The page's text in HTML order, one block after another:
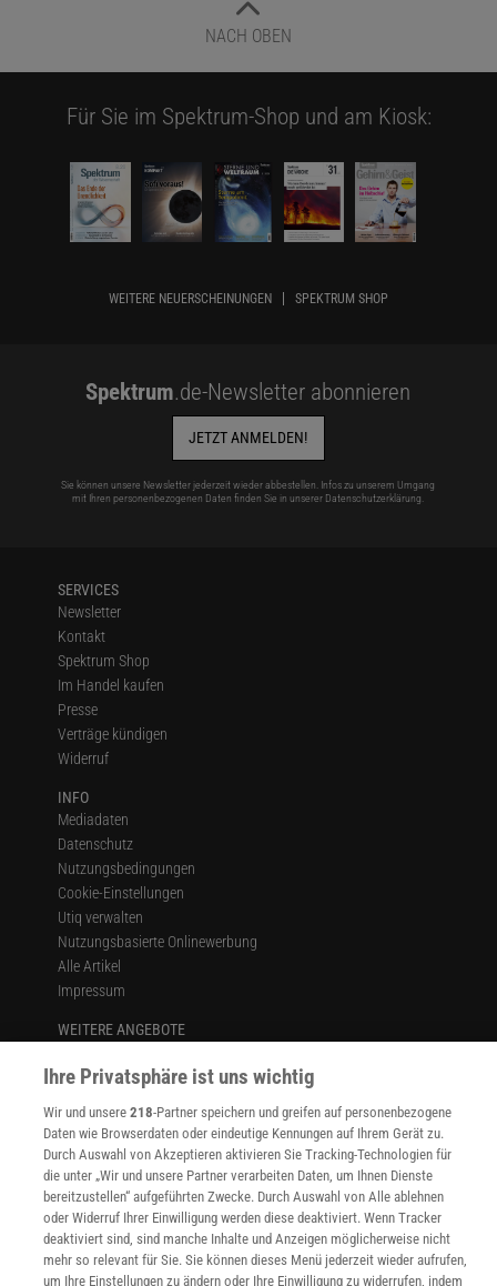
NACH OBEN
Für Sie im Spektrum-Shop und am Kiosk:
WEITERE NEUERSCHEINUNGEN SPEKTRUM SHOP
Spektrum.de-Newsletter abonnieren
JETZT ANMELDEN!
Sie können unsere Newsletter jederzeit wieder abbestellen. Infos zu unserem Umgang
mit Ihren personenbezogenen Daten finden Sie in unserer Datenschutzerklärung
SERVICES
Newsletter
Kontakt
Spektrum Shop
Im Handel kaufen
Presse
Verträge kündigen
Widerruf
INFO
Mediadaten
Datenschutz
Nutzungsbedingungen
Cookie-Einstellungen
Utiq verwalten
Nutzungsbasierte Onlinewerbung
Alle Artikel
Impressum
WEITERE ANGEBOTE
Angebote für Institutionen
Lexika
Für Spektrum schreiben
Zugänglichkeitserklärung
WEBSEITEN
KielSCN
Wissenschaft in die Schulen
Ihre Privatsphäre ist uns wichtig
Wir und unsere218-Partner speichern und greifen auf personenbezogene
Daten wie Browserdaten oder eindeutige Kennungen auf Ihrem Gerät zu.
Durch Auswahl von Akzeptieren aktivieren Sie Tracking-Technologien für
die unter „Wir und unsere Partner verarbeiten Daten, um Ihnen Dienste
bereitzustellen“ aufgeführten Zwecke. Durch Auswahl von Alle ablehnen
oder Widerruf Ihrer Einwilligung werden diese deaktiviert. Wenn Tracker
deaktiviert sind, sind manche Inhalte und Anzeigen möglicherweise nicht
mehr so relevant für Sie. Sie können dieses Menü jederzeit wieder aufrufen,
um Ihre Einstellungen zu ändern oder Ihre Einwilligung zu widerrufen, indem